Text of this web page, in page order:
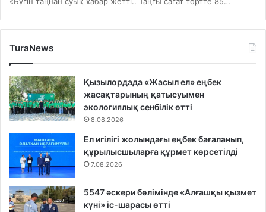
TuraNews
Қызылордада «Жасыл ел» еңбек
жасақтарының қатысуымен
экологиялық сенбілік өтті
8.08.2026
Ел игілігі жолындағы еңбек бағаланып,
құрылысшыларға құрмет көрсетілді
7.08.2026
5547 әскери бөлімінде «Алғашқы қызмет
күні» іс-шарасы өтті